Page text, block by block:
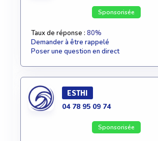
Sponsorisée
Taux de réponse : 80%
Demander à être rappelé
Poser une question en direct
ESTHI
04 78 95 09 74
Sponsorisée